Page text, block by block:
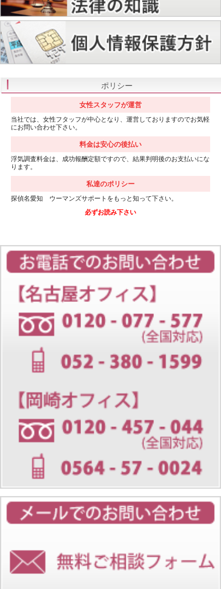
ポリシー
女性スタッフが運営
当社では、女性フタッフが中心となり、運営しておりますのでお気軽
にお問い合わせ下さい。
料金は安心の後払い
浮気調査料金は、成功報酬定額ですので、結果判明後のお支払いにな
ります。
私達のポリシー
探偵名愛知 ウーマンズサポートをもっと知って下さい。
必ずお読み下さい